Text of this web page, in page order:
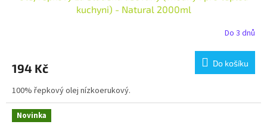
kuchyni) - Natural 2000ml
Do 3 dnů
194 Kč Do košíku
100% řepkový olej nízkoerukový.
Novinka